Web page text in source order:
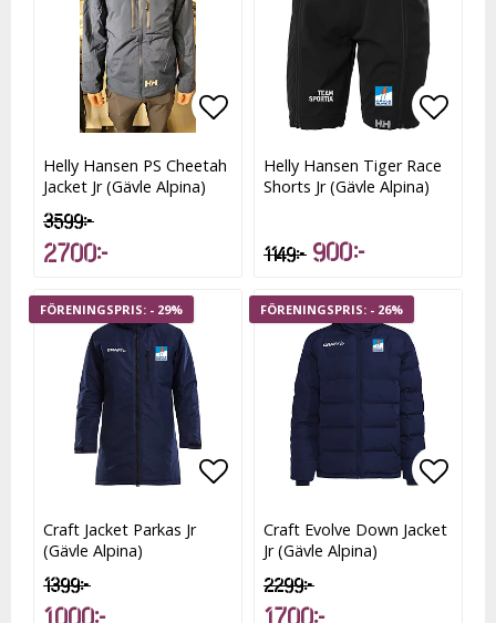
Lägg till i favoritlistan
Helly Hansen PS Cheetah
Jacket Jr (Gävle Alpina)
3 599 kr
2 700 kr
Helly Hansen Tiger Race
Shorts Jr (Gävle Alpina)
1 149 kr 900 kr
- 29%
Lägg till i favoritlistan
Craft Jacket Parkas Jr
(Gävle Alpina)
1 399 kr
1 000 kr
- 26%
Craft Evolve Down Jacket
Jr (Gävle Alpina)
2 299 kr
1 700 kr